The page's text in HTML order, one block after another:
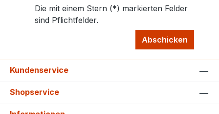
Die mit einem Stern (*) markierten Felder
sind Pflichtfelder.
Abschicken
Kundenservice
Shopservice